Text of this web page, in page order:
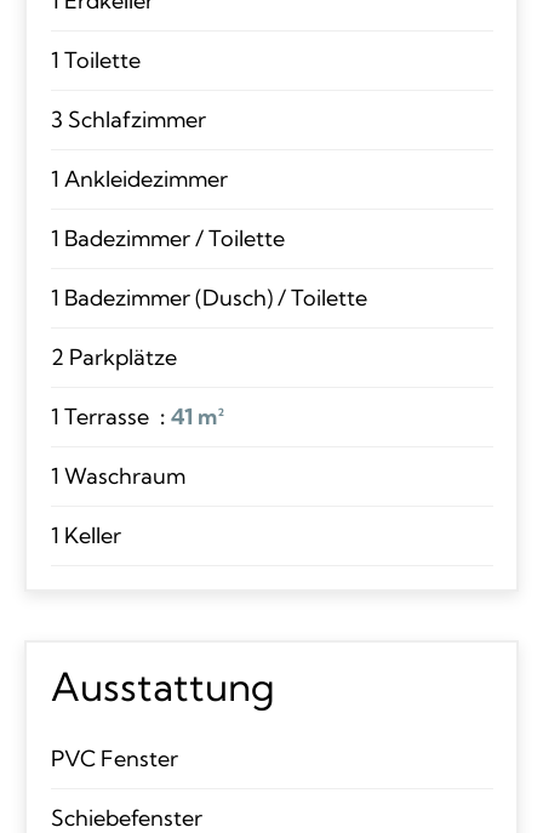
1 Toilette
3 Schlafzimmer
1 Ankleidezimmer
1 Badezimmer / Toilette
1 Badezimmer (Dusch) / Toilette
2 Parkplätze
1 Terrasse 41 m²
1 Waschraum
1 Keller
Ausstattung
PVC Fenster
Schiebefenster